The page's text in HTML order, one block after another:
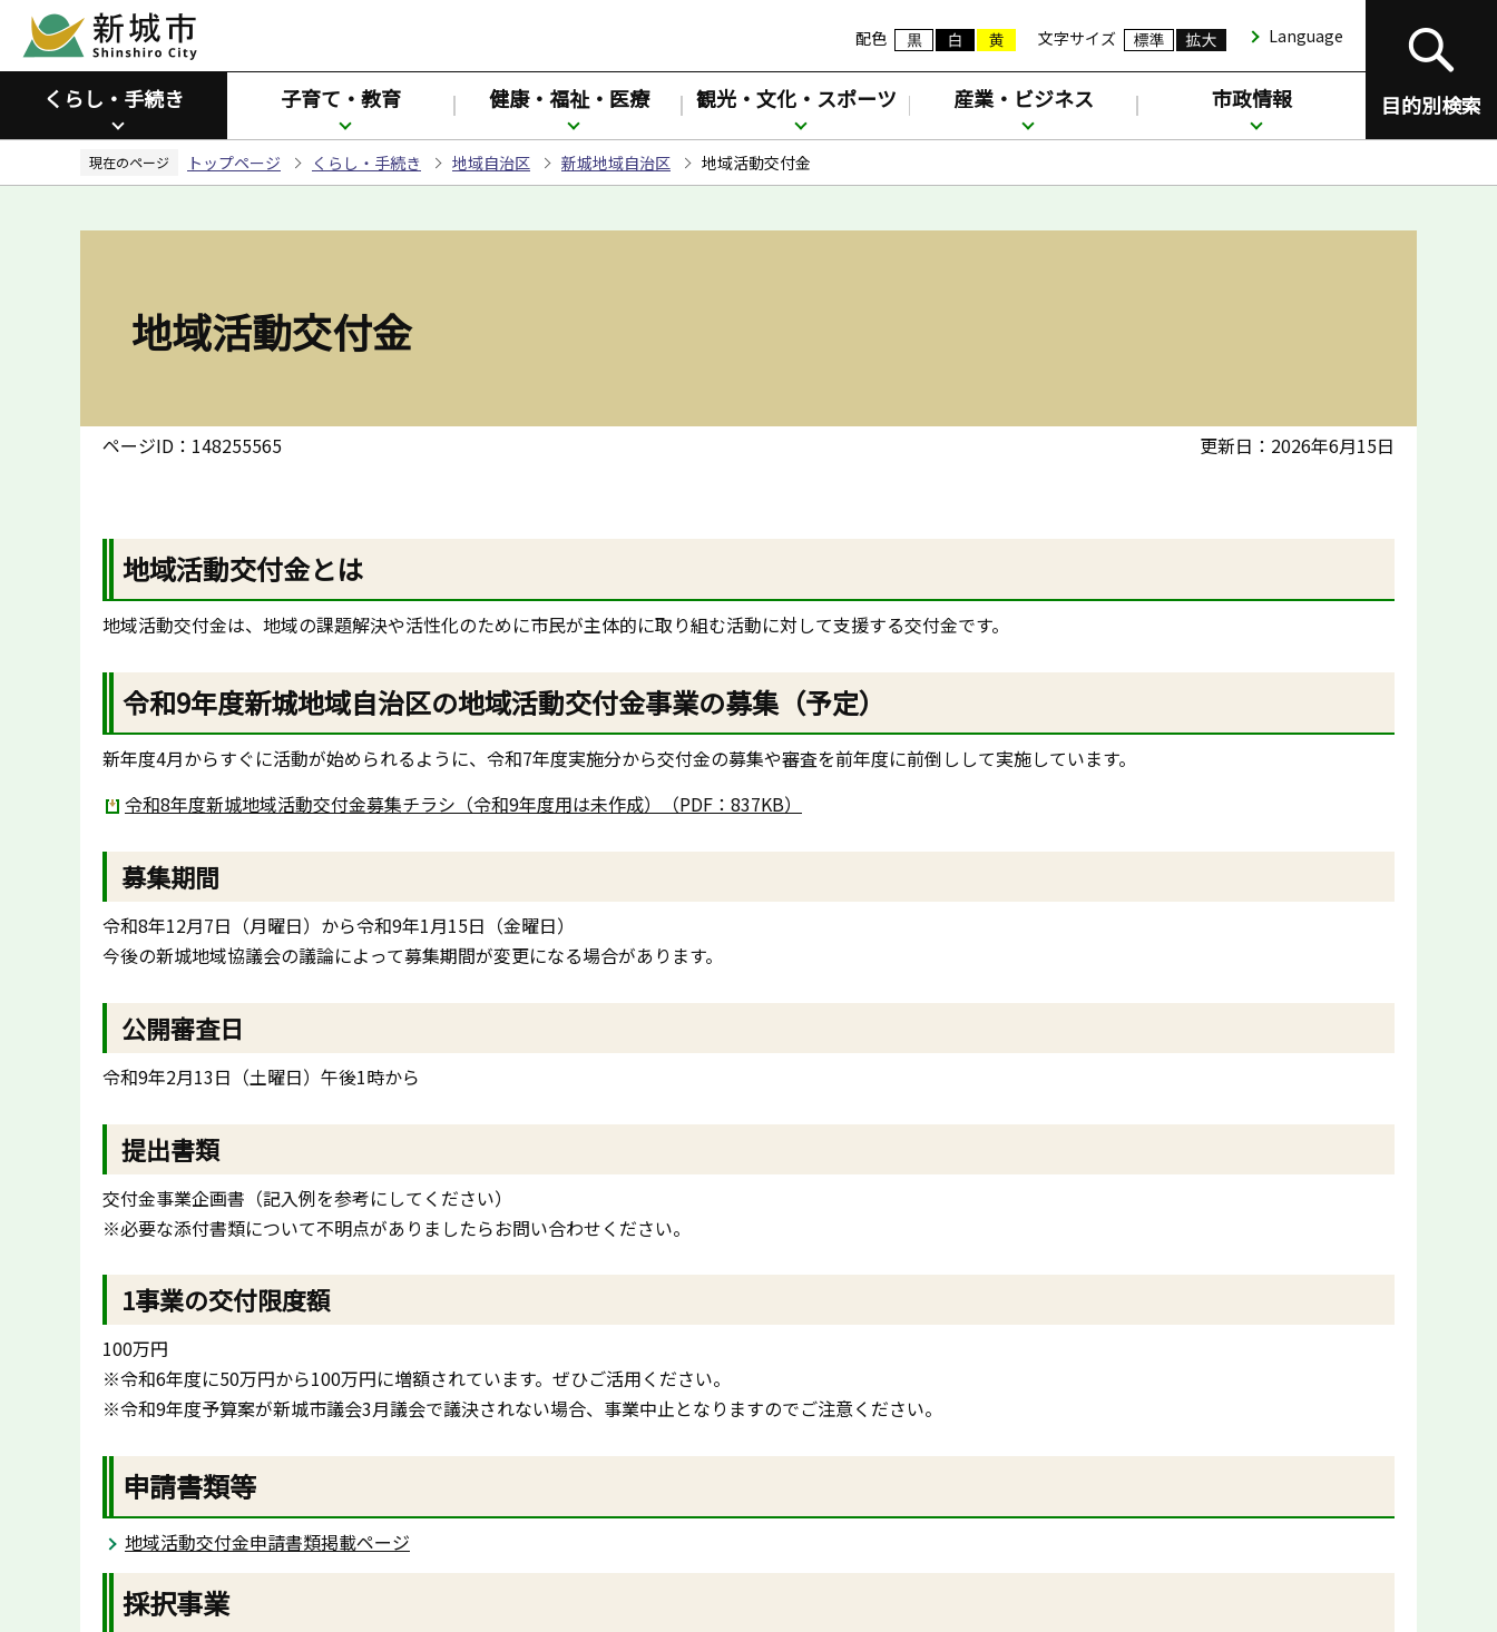
ペ
ジ
先
配色 文字サイズ Language
目的別検索
くらし・手続き 子育て・教育 健康・福祉・医療 観光・文化・スポーツ 産業・ビジネス 市政情報
現在のページ トップページ くらし・手続き 地域自治区 新城地域自治区 地域活動交付金
地域活動交付金
ページID：148255565 更新日：2026年6月15日
地域活動交付金とは
地域活動交付金は、地域の課題解決や活性化のために市民が主体的に取り組む活動に対して支援する交付金です。
令和9年度新城地域自治区の地域活動交付金事業の募集（予定）
新年度4月からすぐに活動が始められるように、令和7年度実施分から交付金の募集や審査を前年度に前倒しして実施しています。
令和8年度新城地域活動交付金募集チラシ（令和9年度用は未作成）（PDF：837KB）
募集期間
令和8年12月7日（月曜日）から令和9年1月15日（金曜日）
今後の新城地域協議会の議論によって募集期間が変更になる場合があります。
公開審査日
令和9年2月13日（土曜日）午後1時から
提出書類
交付金事業企画書（記入例を参考にしてください）
※必要な添付書類について不明点がありましたらお問い合わせください。
1事業の交付限度額
100万円
※令和6年度に50万円から100万円に増額されています。ぜひご活用ください。
※令和9年度予算案が新城市議会3月議会で議決されない場合、事業中止となりますのでご注意ください。
申請書類等
地域活動交付金申請書類掲載ページ
採択事業